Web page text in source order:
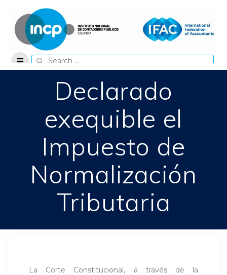
content
Search
for:
Declarado
exequible el
Impuesto de
Normalización
Tributaria
La Corte Constitucional, a través de la